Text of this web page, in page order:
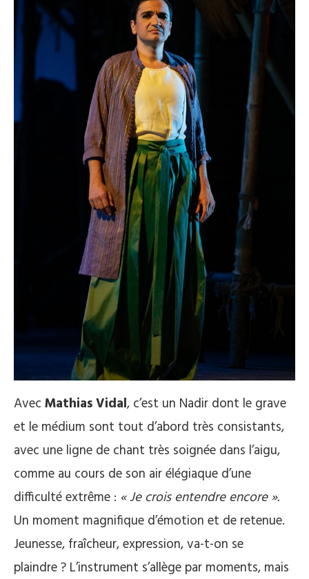
Avec Mathias Vidal, c’est un Nadir dont le grave
et le médium sont tout d’abord très consistants,
avec une ligne de chant très soignée dans l’aigu,
comme au cours de son air élégiaque d’une
difficulté extrême : « Je crois entendre encore ».
Un moment magnifique d’émotion et de retenue.
Jeunesse, fraîcheur, expression, va-t-on se
plaindre ? L’instrument s’allège par moments, mais